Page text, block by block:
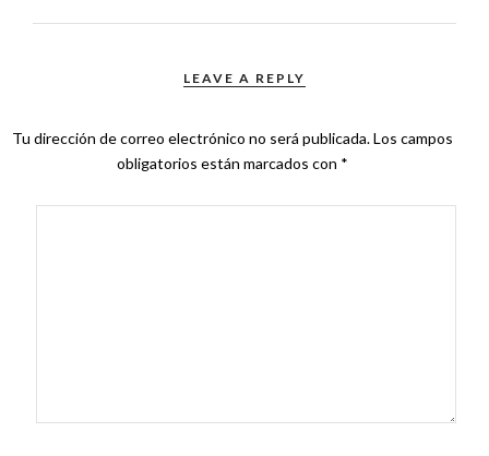
LEAVE A REPLY
Tu dirección de correo electrónico no será publicada.Los campos
obligatorios están marcados con *